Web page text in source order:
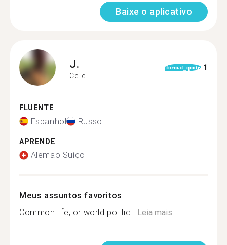
Baixe o aplicativo
J.
Celle
format_quote 1
FLUENTE
Espanhol Russo
APRENDE
Alemão Suíço
Meus assuntos favoritos
Common life, or world politic...Leia mais